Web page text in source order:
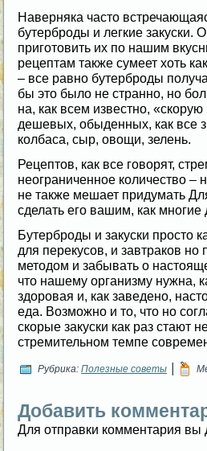
Наверняка часто
бутерброды и легкие закуски.
приготовить их по нашим
рецептам также сумеет хоть
– все равно бутерброды
бы это было не странно, но
на, как всем известно,
дешевых, обыденных, как все
колбаса, сыр, овощи, зелень.
Рецептов, как все говорят,
неограниченное количество
не также мешает придумать
сделать его вашим, как
Бутерброды и закуски просто
для перекусов, и завтраков
методом и забывать о
что нашему организму нужна,
здоровая и, как заведено,
еда. Возможно и то, что но
скорые закуски как раз
стремительном темпе
Рубрика: Полезные советы |
Добавить
Для отправки комментария вы